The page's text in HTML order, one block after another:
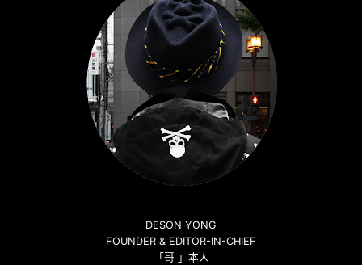
DESON YONG
FOUNDER & EDITOR-IN-CHIEF
「哥 」本人